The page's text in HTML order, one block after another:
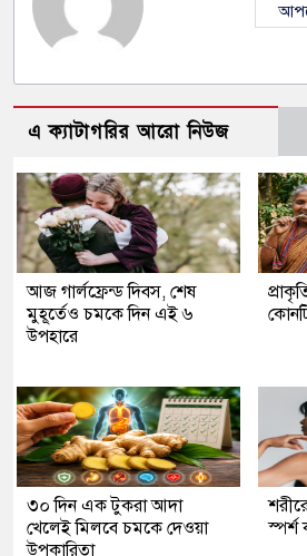
এ ক্যাটাগরির আরো নিউজ
আজ গার্লফ্রেন্ড দিবস, শেষ
মুহূর্তেও চমকে দিন এই ৬
উপহারে
৩০ দিন এক টুকরা আদা
খেলেই মিলবে চমকে দেওয়া
উপকারিতা
স্পর্শ